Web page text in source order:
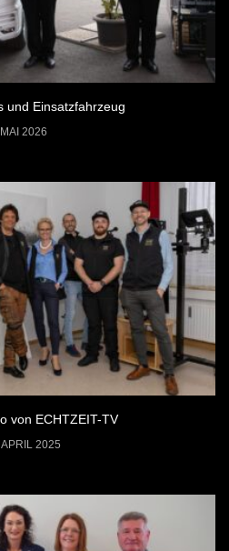
und Einsatzfahrzeug
2026
von ECHTZEIT-TV
2025